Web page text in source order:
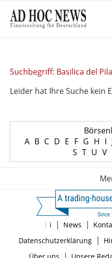
Suchbegriff: Basilica del
Leider hat Ihre Suche kein
A B C D E F G H I
S T U V
| i | News |
Datenschutzerklärung|